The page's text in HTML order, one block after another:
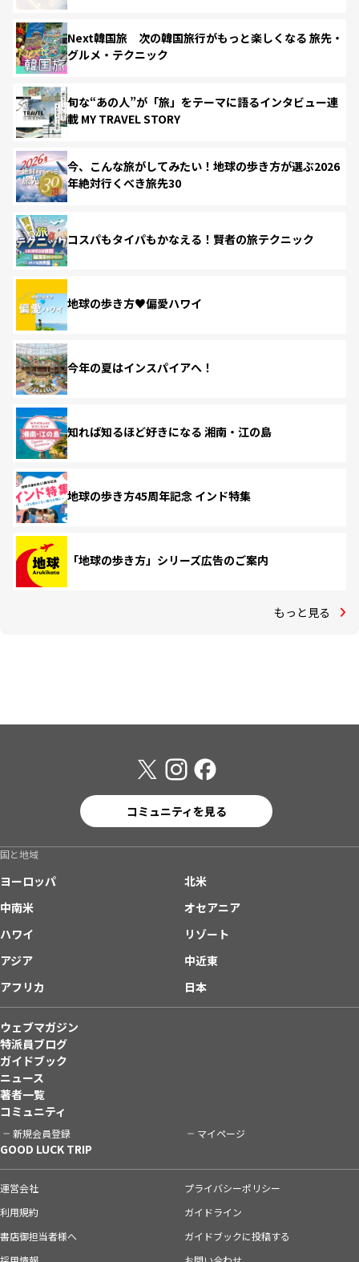
Next韓国旅 次の韓国旅行がもっと楽しくなる 旅先・
グルメ・テクニック
旬な“あの人”が「旅」をテーマに語るインタビュー連
載 MY TRAVEL STORY
今、こんな旅がしてみたい！地球の歩き方が選ぶ2026
年絶対行くべき旅先30
コスパもタイパもかなえる！賢者の旅テクニック
地球の歩き方♥偏愛ハワイ
今年の夏はインスパイアへ！
知れば知るほど好きになる 湘南・江の島
地球の歩き方45周年記念 インド特集
「地球の歩き方」シリーズ広告のご案内
もっと見る
コミュニティを見る
国と地域
ヨーロッパ
北米
中南米
オセアニア
ハワイ
リゾート
アジア
中近東
アフリカ
日本
ウェブマガジン
特派員ブログ
ガイドブック
ニュース
著者一覧
コミュニティ
新規会員登録 マイページ
GOOD LUCK TRIP
運営会社
プライバシーポリシー
利用規約
ガイドライン
書店御担当者様へ
ガイドブックに投稿する